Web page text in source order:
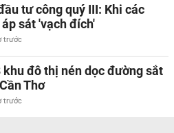
tư công quý III: Khi các
sát 'vạch đích'
trước
đô thị nén dọc đường sắt
Thơ
trước